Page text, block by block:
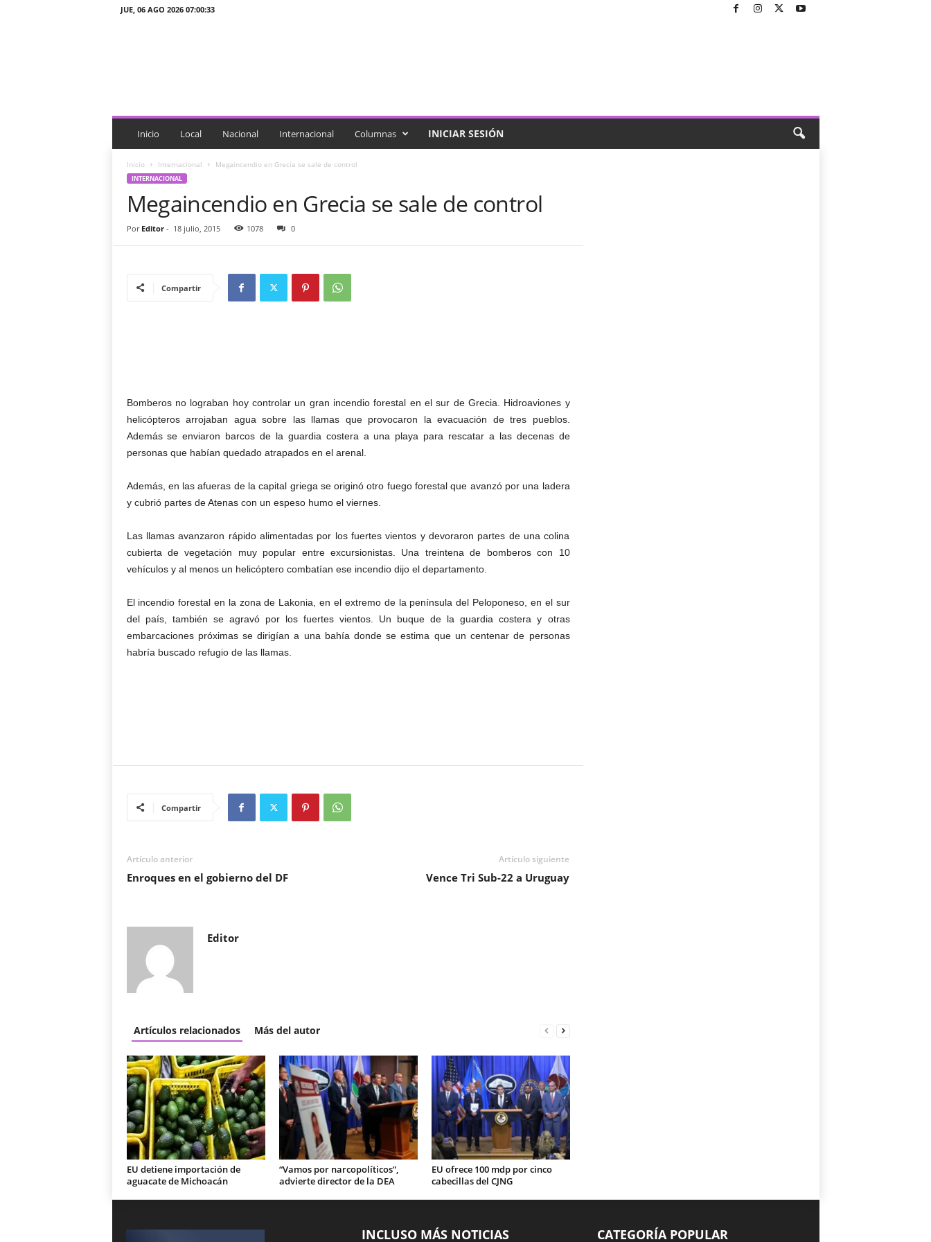
JUE, 06 AGO 2026 07:00:33
c
a
Inicio Local Nacional Internacional Columnas INICIAR SESIÓN
Inicio Internacional Megaincendio en Grecia se sale de control
INTERNACIONAL
Megaincendio en Grecia se sale de control
Por Editor- 18 julio, 2015 1078 0
Compartir
Bomberos no lograban hoy controlar un gran incendio forestal en el sur de Grecia. Hidroaviones y
helicópteros arrojaban agua sobre las llamas que provocaron la evacuación de tres pueblos.
Además se enviaron barcos de la guardia costera a una playa para rescatar a las decenas de
personas que habían quedado atrapados en el arenal.
Además, en las afueras de la capital griega se originó otro fuego forestal que avanzó por una ladera
y cubrió partes de Atenas con un espeso humo el viernes.
Las llamas avanzaron rápido alimentadas por los fuertes vientos y devoraron partes de una colina
cubierta de vegetación muy popular entre excursionistas. Una treintena de bomberos con 10
vehículos y al menos un helicóptero combatían ese incendio dijo el departamento.
El incendio forestal en la zona de Lakonia, en el extremo de la península del Peloponeso, en el sur
del país, también se agravó por los fuertes vientos. Un buque de la guardia costera y otras
embarcaciones próximas se dirigían a una bahía donde se estima que un centenar de personas
habría buscado refugio de las llamas.
Compartir
Artículo anterior
Enroques en el gobierno del DF
Artículo siguiente
Vence Tri Sub-22 a Uruguay
Editor
Artículos relacionados Más del autor
EU detiene importación de
aguacate de Michoacán
“Vamos por narcopolíticos”,
advierte director de la DEA
EU ofrece 100 mdp por cinco
cabecillas del CJNG
INCLUSO MÁS NOTICIAS CATEGORÍA POPULAR